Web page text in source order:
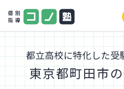
東京都町田市
都立高校に特化した受